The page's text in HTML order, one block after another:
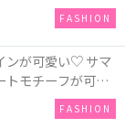
FASHION
ンが可愛い♡ サマ
トモチーフが可愛
FASHION